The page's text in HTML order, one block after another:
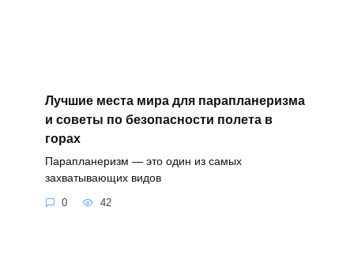
Лучшие места мира для парапланеризма
и советы по безопасности полета в
горах
Парапланеризм — это один из самых
захватывающих видов
0 42